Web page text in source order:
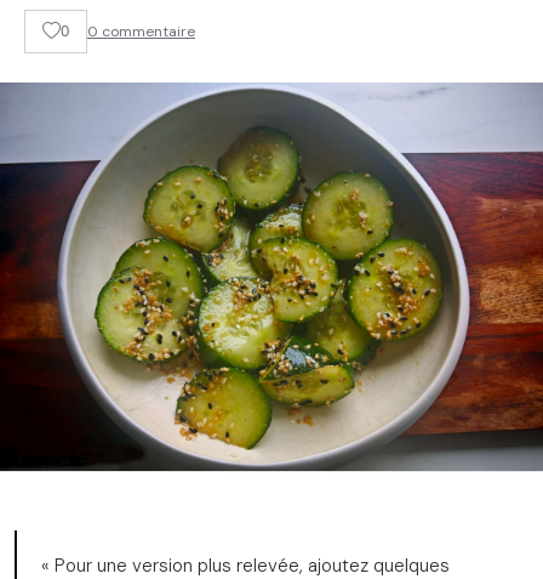
0 0 commentaire
« Pour une version plus relevée, ajoutez quelques